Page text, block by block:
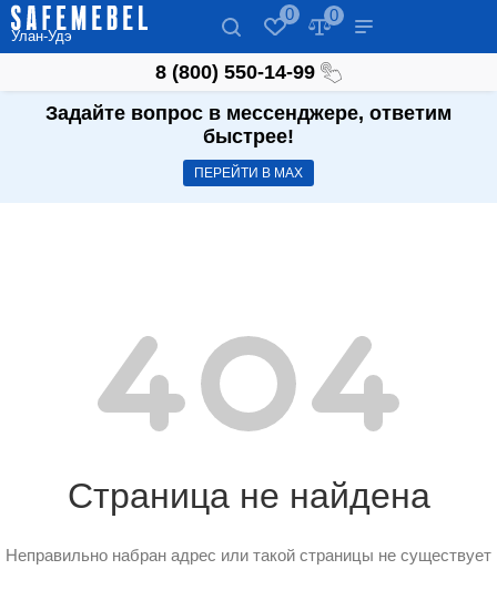
Улан-Удэ
0 0
8 (800) 550-14-99
Задайте вопрос в мессенджере, ответим
быстрее!
ПЕРЕЙТИ В МАХ
Страница не найдена
Неправильно набран адрес или такой страницы не существует